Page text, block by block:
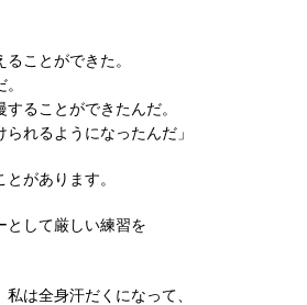
ことができた。
ることができたんだ。
れるようになったんだ」
があります。
として厳しい練習を
は全身汗だくになって、